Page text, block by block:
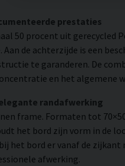
prestaties
50 procent uit
de achterzijde is een
te garanderen. De
en het algemene
randafwerking
frame. Formaten tot
het bord zijn vorm in
het bord er vanaf de
afwerking.